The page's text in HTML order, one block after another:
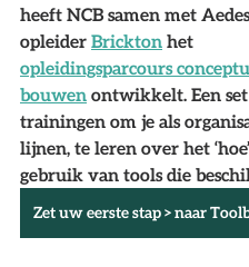
heeft NCB samen met
opleider Brickton het
opleidingsparcours
bouwen ontwikkelt. Een
trainingen om je als
lijnen, te leren over het
gebruik van tools die